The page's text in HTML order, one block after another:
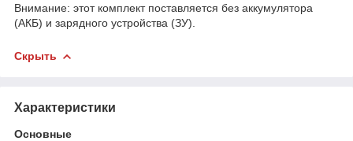
Внимание: этот комплект поставляется без аккумулятора
(АКБ) и зарядного устройства (ЗУ).
Скрыть
Характеристики
Основные